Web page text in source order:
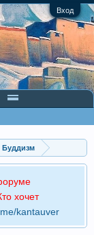
Вход
Буддизм
хочет
kantauver